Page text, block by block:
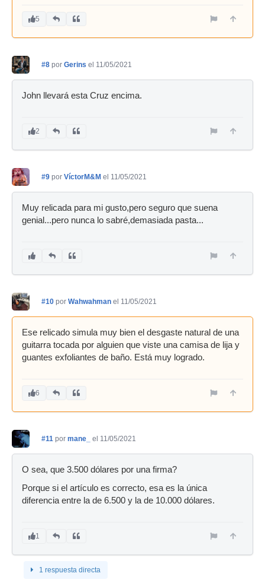
5
#8 por Gerins el 11/05/2021
John llevará esta Cruz encima.
2
#9 por VíctorM&M el 11/05/2021
Muy relicada para mi gusto,pero seguro que suena
genial...pero nunca lo sabré,demasiada pasta...
#10 por Wahwahman el 11/05/2021
Ese relicado simula muy bien el desgaste natural de una
guitarra tocada por alguien que viste una camisa de lija y
guantes exfoliantes de baño. Está muy logrado.
6
#11 por mane_ el 11/05/2021
O sea, que 3.500 dólares por una firma?
Porque si el artículo es correcto, esa es la única
diferencia entre la de 6.500 y la de 10.000 dólares.
1
1 respuesta directa